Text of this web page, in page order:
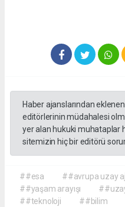
Haber ajanslarından
editörlerinin müdahalesi
yer alan hukuki muhataplar
sitemizin hiç bir editörü
##esa ##avrupa uzay
##yaşam arayışı
##teknoloji
##bilim